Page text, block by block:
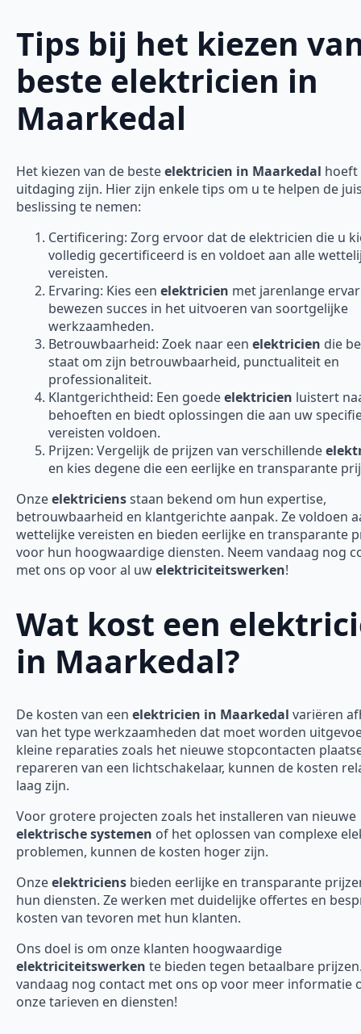
Tips bij het kiezen
beste elektricien in
Maarkedal
Het kiezen van de besteelektricien in Maarkedal hoeft
uitdaging zijn. Hier zijn enkele tips om u te helpen de
beslissing te nemen:
Certificering: Zorg ervoor dat de elektricien die u
volledig gecertificeerd is en voldoet aan alle
vereisten.
Ervaring: Kies een elektricien met jarenlange
bewezen succes in het uitvoeren van soortgelijke
werkzaamheden.
Betrouwbaarheid: Zoek naar een elektricien die
staat om zijn betrouwbaarheid, punctualiteit en
professionaliteit.
Klantgerichtheid: Een goedeelektricien luistert
behoeften en biedt oplossingen die aan uw
vereisten voldoen.
Prijzen: Vergelijk de prijzen van verschillende
en kies degene die een eerlijke en transparante
Onzeelektriciensstaan bekend om hun expertise,
betrouwbaarheid en klantgerichte aanpak. Ze voldoen
wettelijke vereisten en bieden eerlijke en transparante
voor hun hoogwaardige diensten. Neem vandaag nog
met ons op voor al uwelektriciteitswerken!
Wat kost een
in Maarkedal?
De kosten van een elektricien in Maarkedal variëren
van het type werkzaamheden dat moet worden
kleine reparaties zoals het nieuwe stopcontacten
repareren van een lichtschakelaar, kunnen de kosten
laag zijn.
Voor grotere projecten zoals het installeren van nieuwe
elektrische systemen of het oplossen van complexe
problemen, kunnen de kosten hoger zijn.
Onzeelektriciens bieden eerlijke en transparante
hun diensten. Ze werken met duidelijke offertes en
kosten van tevoren met hun klanten.
Ons doel is om onze klanten hoogwaardige
elektriciteitswerken te bieden tegen betaalbare
vandaag nog contact met ons op voor meer informatie
onze tarieven en diensten!